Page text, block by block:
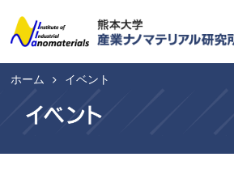
ホーム イベント
ホーム
研究分野
共同研究・共同利用